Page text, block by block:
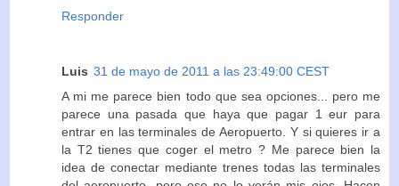
Responder
Luis 31 de mayo de 2011 a las 23:49:00 CEST
A mi me parece bien todo que sea opciones... pero me
parece una pasada que haya que pagar 1 eur para
entrar en las terminales de Aeropuerto. Y si quieres ir a
la T2 tienes que coger el metro ? Me parece bien la
idea de conectar mediante trenes todas las terminales